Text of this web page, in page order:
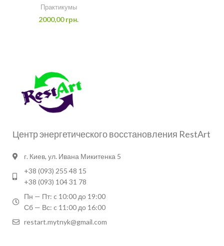
Практикумы
2000,00грн.
Центр энергетического восстановления RestArt
г. Киев, ул. Ивана Микитенка 5
+38 (093) 255 48 15
+38 (093) 104 31 78
Пн — Пт: c 10:00 до 19:00
Сб — Вс: c 11:00 до 16:00
restart.mytnyk@gmail.com